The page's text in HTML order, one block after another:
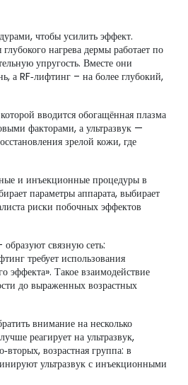
чтобы усилить эффект.
нагрева дермы работает по
упругость. Вместе они
а RF‑лифтинг – на более глубокий,
вводится обогащённая плазма
факторами, а ультразвук —
зрелой кожи, где
и инъекционные процедуры в
параметры аппарата, выбирает
риски побочных эффектов
связную сеть:
требует использования
эффекта». Такое взаимодействие
до выраженных возрастных
внимание на несколько
реагирует на ультразвук,
возрастная группа: в
ультразвук с инъекционными